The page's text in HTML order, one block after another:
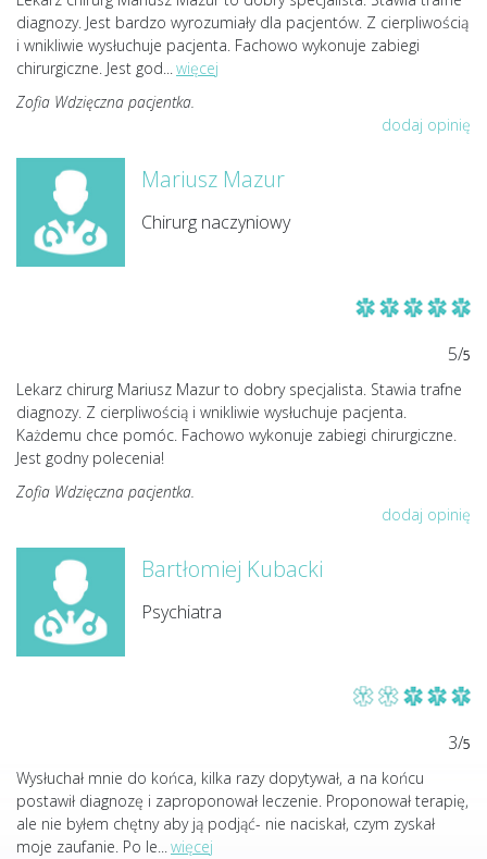
diagnozy. Jest bardzo wyrozumiały dla pacjentów. Z cierpliwością
i wnikliwie wysłuchuje pacjenta. Fachowo wykonuje zabiegi
chirurgiczne. Jest god
więcej
Zofia Wdzięczna pacjentka.
dodaj opinię
Mariusz Mazur
Chirurg naczyniowy
5/5
Lekarz chirurg Mariusz Mazur to dobry specjalista. Stawia trafne
diagnozy. Z cierpliwością i wnikliwie wysłuchuje pacjenta.
Każdemu chce pomóc. Fachowo wykonuje zabiegi chirurgiczne.
Jest godny polecenia!
Zofia Wdzięczna pacjentka.
dodaj opinię
Bartłomiej Kubacki
Psychiatra
3/5
Wysłuchał mnie do końca, kilka razy dopytywał, a na końcu
postawił diagnozę i zaproponował leczenie. Proponował terapię,
ale nie byłem chętny aby ją podjąć- nie naciskał, czym zyskał
moje zaufanie. Po le...więcej